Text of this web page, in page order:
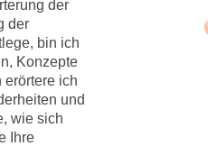
der
der
bin ich
Konzepte
erörtere ich
und
wie sich
Ihre